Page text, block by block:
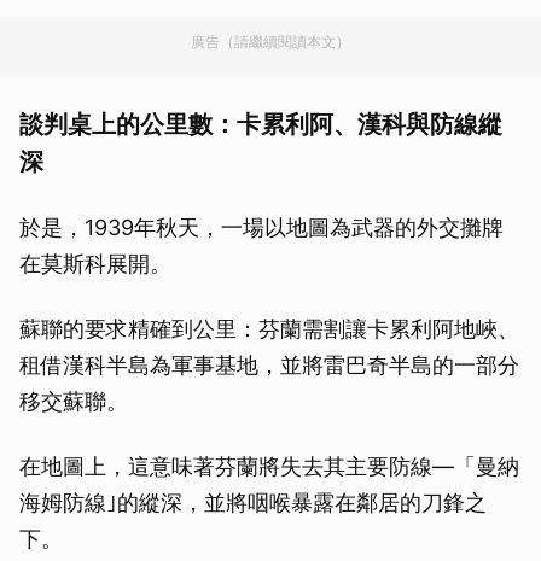
廣告（請繼續閱讀本文）
談判桌上的公里數：卡累利阿、漢科與防線縱
深
於是，1939年秋天，一場以地圖為武器的外交攤牌
在莫斯科展開。
蘇聯的要求精確到公里：芬蘭需割讓卡累利阿地峽、
租借漢科半島為軍事基地，並將雷巴奇半島的一部分
移交蘇聯。
在地圖上，這意味著芬蘭將失去其主要防線—「曼納
海姆防線｣的縱深，並將咽喉暴露在鄰居的刀鋒之
下。